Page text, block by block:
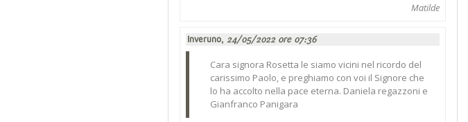
Matilde
Inveruno, 24/05/2022 ore 07:36
Cara signora Rosetta le siamo vicini nel ricordo del
carissimo Paolo, e preghiamo con voi il Signore che
lo ha accolto nella pace eterna. Daniela regazzoni e
Gianfranco Panigara